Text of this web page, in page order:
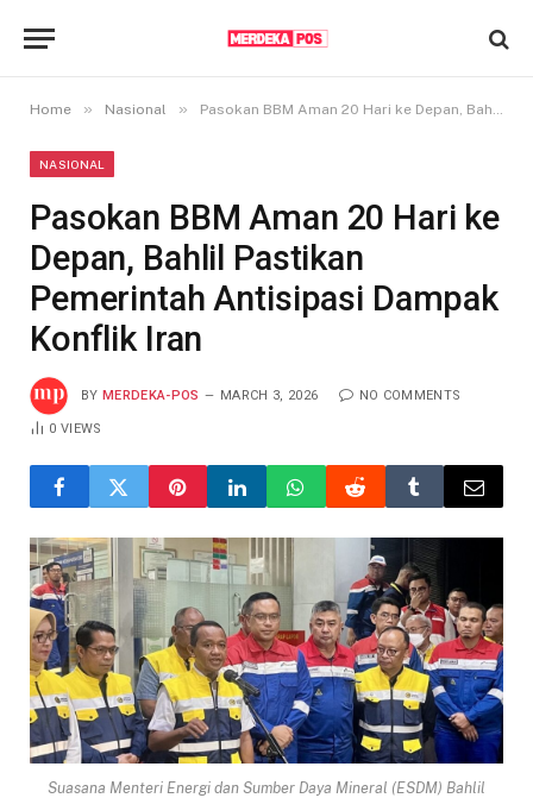
Home » Nasional » Pasokan BBM Aman 20 Hari ke Depan, Bahlil Pastikan Pemerintah Antisipasi Dampak Konflik Iran
NASIONAL
Pasokan BBM Aman 20 Hari ke
Depan, Bahlil Pastikan
Pemerintah Antisipasi Dampak
Konflik Iran
BY MERDEKA-POS MARCH 3, 2026 NO COMMENTS
0VIEWS
Suasana Menteri Energi dan Sumber Daya Mineral (ESDM) Bahlil